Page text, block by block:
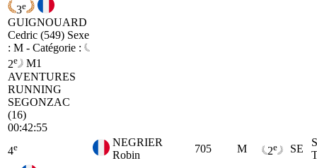
3e
GUIGNOUARD
Cedric (549) Sexe
: M - Catégorie :
2e
M1
AVENTURES
RUNNING
SEGONZAC
(16)
00:42:55
4e
NEGRIER
Robin
705 M 2e SE